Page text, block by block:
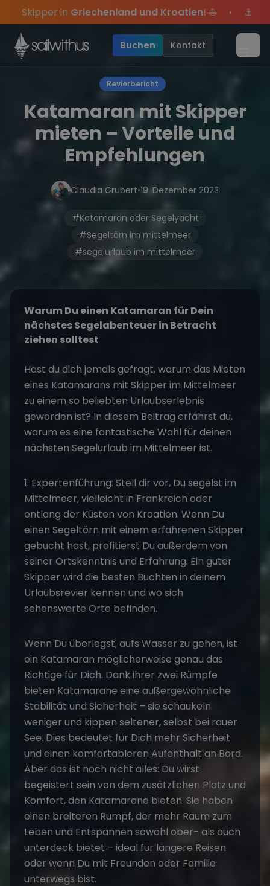
Skip to contentund Kroatien! ⛵ • ⚓Sommer-Special
: Mit
Sichere Dir jetztDein Meilenbuch und Deine
Angebote mehr Sowie20€ Rabatt auf deinen
des Jahres, sei dabei. Season Closing Party
Buchen Kontakt
Revierbericht
Katamaran mit Skipper
mieten – Vorteile und
Empfehlungen
Claudia Grubert•19. Dezember 2023
#Katamaran oder Segelyacht
#Segeltörn im mittelmeer
#segelurlaub im mittelmeer
Warum Du einen Katamaran für Dein
nächstes Segelabenteuer in Betracht
ziehen solltest
Hast du dich jemals gefragt, warum das Mieten
eines Katamarans mit Skipper im Mittelmeer
zu einem so beliebten Urlaubserlebnis
geworden ist? In diesem Beitrag erfährst du,
warum es eine fantastische Wahl für deinen
nächsten Segelurlaub im Mittelmeer ist.
1. Expertenführung: Stell dir vor, Du segelst im
Mittelmeer, vielleicht in Frankreich oder
entlang der Küsten von Kroatien. Wenn Du
einen Segeltörn mit einem erfahrenen Skipper
gebucht hast, profitierst Du außerdem von
seiner Ortskenntnis und Erfahrung. Ein guter
Skipper wird die besten Buchten in deinem
Urlaubsrevier kennen und wo sich
sehenswerte Orte befinden.
Wenn Du überlegst, aufs Wasser zu gehen, ist
ein Katamaran möglicherweise genau das
Richtige für Dich. Dank ihrer zwei Rümpfe
bieten Katamarane eine außergewöhnliche
Stabilität und Sicherheit – sie schaukeln
weniger und kippen seltener, selbst bei rauer
See. Dies bedeutet für Dich mehr Sicherheit
und einen komfortableren Aufenthalt an Bord.
Aber das ist noch nicht alles: Du wirst
begeistert sein von dem zusätzlichen Platz und
Komfort, den Katamarane bieten. Sie haben
einen breiteren Rumpf, der mehr Raum zum
Leben und Entspannen sowohl ober- als auch
unterdeck bietet – ideal für längere Reisen
oder wenn Du mit Freunden oder Familie
unterwegs bist.